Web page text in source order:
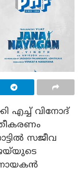
എച്ച് വിനോദ്
സജീവ